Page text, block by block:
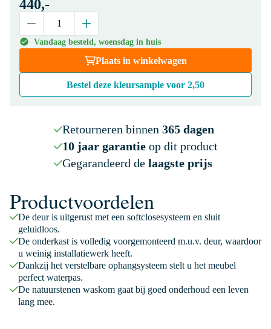
440,-
Vandaag besteld, woensdag in huis
Plaats in winkelwagen
Bestel deze kleursample voor 2,50
Retourneren binnen 365 dagen
10 jaar garantieop dit product
Gegarandeerd de laagste prijs
Productvoordelen
De deur is uitgerust met een softclosesysteem en sluit
geluidloos.
De onderkast is volledig voorgemonteerd m.u.v. deur, waardoor
u weinig installatiewerk heeft.
Dankzij het verstelbare ophangsysteem stelt u het meubel
perfect waterpas.
De natuurstenen waskom gaat bij goed onderhoud een leven
lang mee.